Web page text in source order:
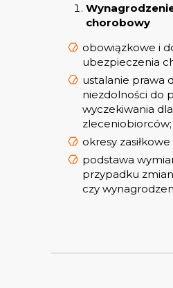
chorobowy
obowiązkowe i
ubezpieczenia
ustalanie prawa
niezdolności do
wyczekiwania
zleceniobiorców;
okresy
podstawa
przypadku
czy